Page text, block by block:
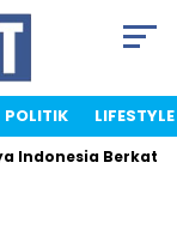
POLITIK LIFESTYLE
Berkat